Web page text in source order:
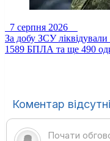
7 серпня 2026
За добу ЗСУ
1589 БПЛА та ще 490